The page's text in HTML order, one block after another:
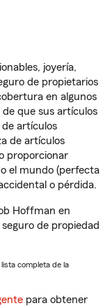
joyería,
de propietarios
en algunos
de que sus artículos
artículos
de artículos
proporcionar
el mundo (perfecta
o pérdida.
Hoffman en
de propiedad
completa de la
para obtener